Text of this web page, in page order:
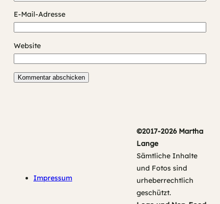
E-Mail-Adresse
Website
Impressum
©2017-2026 Martha
Lange
Sämtliche Inhalte
und Fotos sind
urheberrechtlich
geschützt.